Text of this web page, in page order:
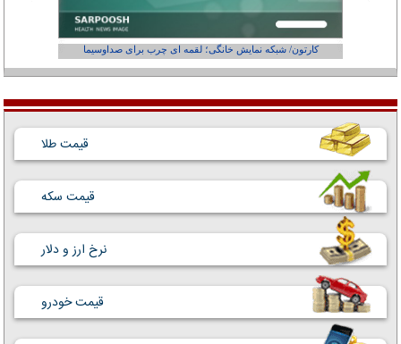
کارتون/ شبکه نمایش خانگی؛ لقمه ای چرب برای صداوسیما
قیمت طلا
قیمت سکه
نرخ ارز و دلار
قیمت خودرو